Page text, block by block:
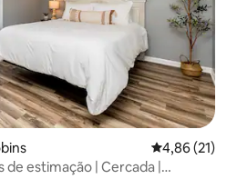
4,86 de uma
4,86 (21)
de estimação | Cercada |